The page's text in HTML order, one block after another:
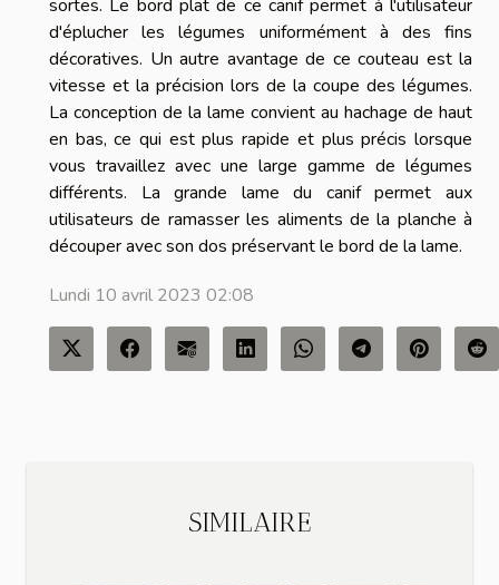
SIMILAIRE
sortes. Le bord plat de ce canif permet à l'utilisateur
d'éplucher les légumes uniformément à des fins
décoratives. Un autre avantage de ce couteau est la
vitesse et la précision lors de la coupe des légumes.
La conception de la lame convient au hachage de haut
en bas, ce qui est plus rapide et plus précis lorsque
vous travaillez avec une large gamme de légumes
différents. La grande lame du canif permet aux
utilisateurs de ramasser les aliments de la planche à
découper avec son dos préservant le bord de la lame.
Lundi 10 avril 2023 02:08